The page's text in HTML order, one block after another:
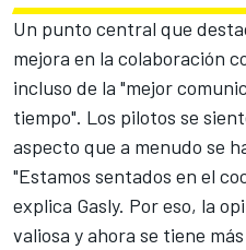
Un punto central que
mejora en la colaboración
incluso de la "mejor
tiempo". Los pilotos se
aspecto que a menudo se
"Estamos sentados en el
explica Gasly. Por eso, la
valiosa y ahora se tiene